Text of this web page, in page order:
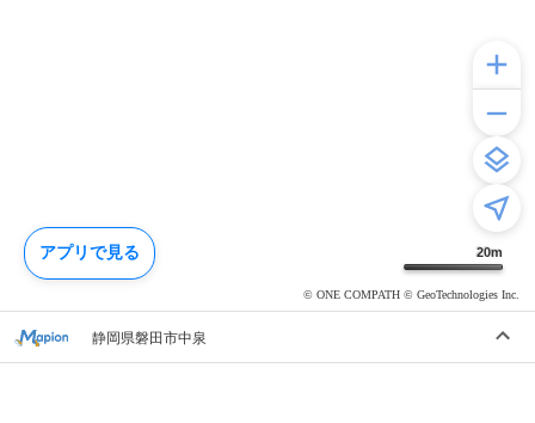
20m
© ONE COMPATH © GeoTechnologies Inc.
静岡県磐田市中泉
アプリで見る